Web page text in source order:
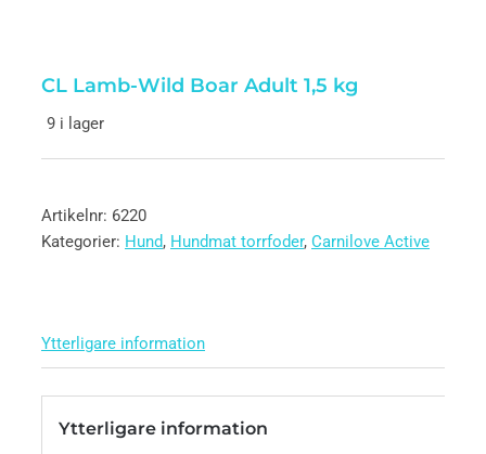
CL Lamb-Wild Boar Adult 1,5 kg
9 i lager
Artikelnr: 6220
Kategorier: Hund, Hundmat torrfoder, Carnilove Active
Ytterligare information
Ytterligare information